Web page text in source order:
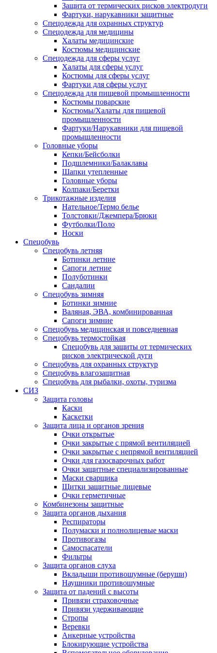
Защита от термических рисков электродуги
Фартуки, нарукавники защитные
Спецодежда для охранных структур
Спецодежда для медицины
Халаты медицинские
Костюмы медицинские
Спецодежда для сферы услуг
Халаты для сферы услуг
Костюмы для сферы услуг
Фартуки для сферы услуг
Спецодежда для пищевой промышленности
Костюмы поварские
Костюмы/Халаты для пищевой
промышленности
Фартуки/Нарукавники для пищевой
промышленности
Головные уборы
Кепки/Бейсболки
Подшлемники/Балаклавы
Шапки утепленные
Головные уборы
Колпаки/Беретки
Трикотажные изделия
Нательное/Термо белье
Толстовки/Джемпера/Брюки
Футболки/Поло
Носки
Спецобувь
Спецобувь летняя
Ботинки летние
Сапоги летние
Полуботинки
Сандалии
Спецобувь зимняя
Ботинки зимние
Валяная, ЭВА, комбинированная
Сапоги зимние
Спецобувь медицинская и повседневная
Спецобувь термостойкая
Спецобувь для защиты от термических
рисков электрической дуги
Спецобувь для охранных структур
Спецобувь влагозащитная
Спецобувь для рыбалки, охоты, туризма
СИЗ
Защита головы
Каски
Каскетки
Защита лица и органов зрения
Очки открытые
Очки закрытые с прямой вентиляцией
Очки закрытые с непрямой вентиляцией
Очки для газосварочных работ
Очки защитные специализированные
Маски сварщика
Щитки защитные лицевые
Очки герметичные
Комбинезоны защитные
Защита органов дыхания
Респираторы
Полумаски и полнолицевые маски
Противогазы
Самоспасатели
Фильтры
Защита органов слуха
Вкладыши противошумные (беруши)
Наушники противошумные
Защита от падений с высоты
Привязи страховочные
Привязи удерживающие
Стропы
Веревки
Анкерные устройства
Блокирующие устройства